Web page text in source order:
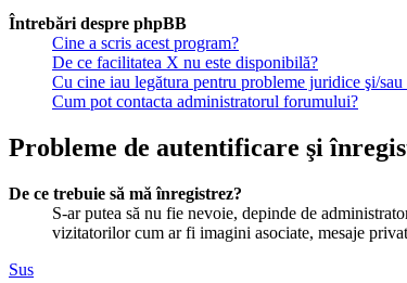
Întrebări despre phpBB
Cine a scris acest program?
De ce facilitatea X nu este disponibilă?
Cu cine iau legătura pentru probleme juridice şi/
Cum pot contacta administratorul forumului?
Probleme de autentificare şi
De ce trebuie să mă înregistrez?
S-ar putea să nu fie nevoie, depinde de
vizitatorilor cum ar fi imagini asociate, mesaje
Sus